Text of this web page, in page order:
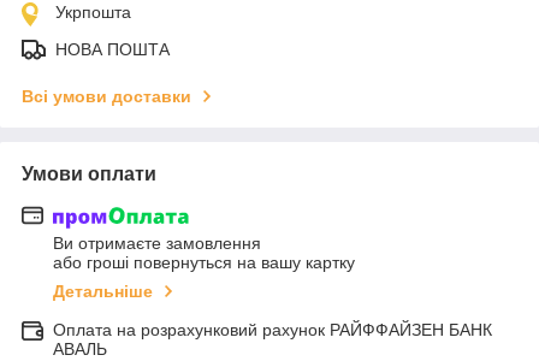
Укрпошта
НОВА ПОШТА
Всі умови доставки
Умови оплати
Ви отримаєте замовлення
або гроші повернуться на вашу картку
Детальніше
Оплата на розрахунковий рахунок РАЙФФАЙЗЕН БАНК
АВАЛЬ